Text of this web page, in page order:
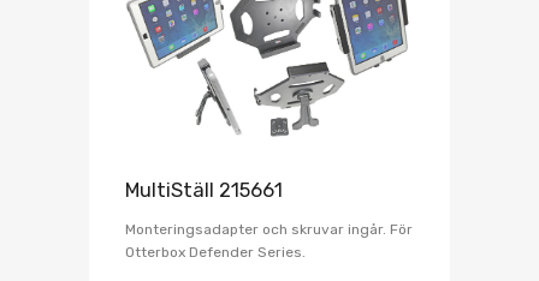
MultiStäll 215661
Monteringsadapter och skruvar ingår. För
Otterbox Defender Series.